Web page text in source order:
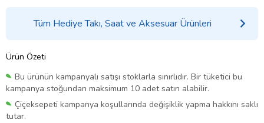
Tüm Hediye Takı, Saat ve Aksesuar Ürünleri
Ürün Özeti
Bu ürünün kampanyalı satışı stoklarla sınırlıdır. Bir tüketici bu
kampanya stoğundan maksimum 10 adet satın alabilir.
Çiçeksepeti kampanya koşullarında değişiklik yapma hakkını saklı
tutar.